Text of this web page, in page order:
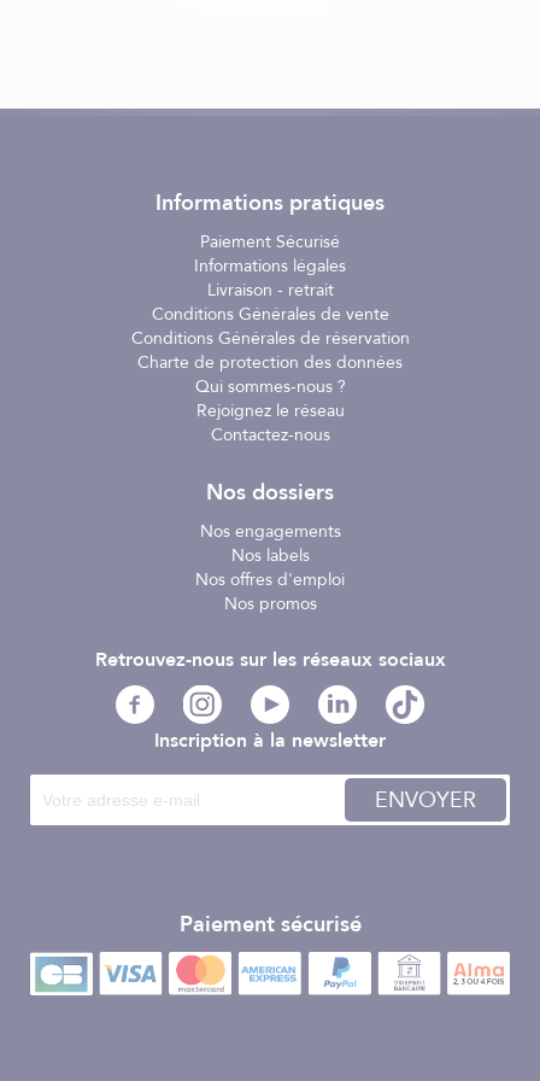
- Cumulateur avec allumage automatique au contact de l’eau
- Fonctionne avec une pile alcaline LR14
- Ne pas utiliser de piles au lithium
- Indicateur LED de niveau de batterie :
- 3 LED vertes = batterie 100%
- 2 LED vertes = batterie 70%
- 1 LED verte = batterie 30%
- 1 LED rouge = batterie à changer
Équipez votre bateau avec le BANANA PINGER ROUGE
ANTI ORQUES ISIFISH pour bénéficier d’un dispositif
environnements nautiques exigeants.
Informations pratiques
Paiement Sécurisé
Informations légales
Livraison - retrait
Conditions Générales de vente
Conditions Générales de réservation
Charte de protection des données
Qui sommes-nous ?
Rejoignez le réseau
Contactez-nous
Nos dossiers
Nos engagements
Nos labels
Nos offres d'emploi
Nos promos
Inscription à la newsletter
ENVOYER
Paiement sécurisé
Retrouvez-nous sur les réseaux sociaux